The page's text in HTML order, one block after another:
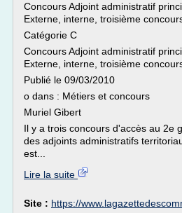
Concours Adjoint administratif
Externe, interne, troisième
Catégorie C
Concours Adjoint administratif
Externe, interne, troisième
Publié le 09/03/2010
o dans : Métiers et concours
Muriel Gibert
Il y a trois concours d'accès au 2e
des adjoints administratifs
est...
Lire la suite
Site : https://